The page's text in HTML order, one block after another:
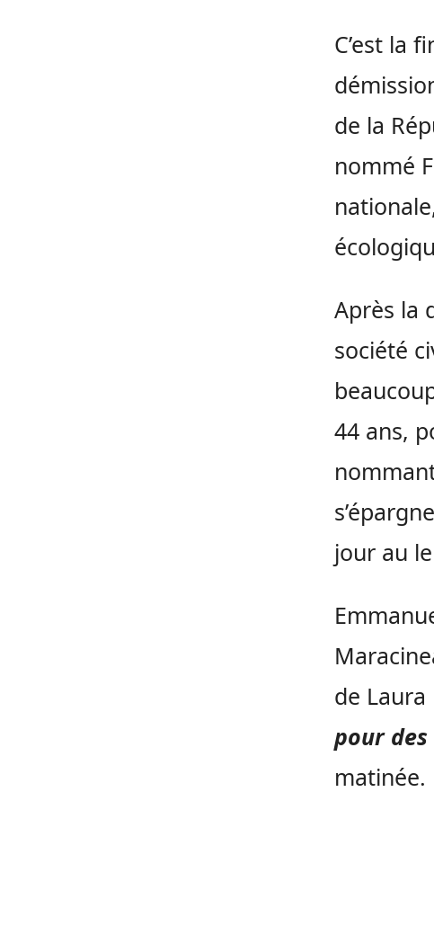
C’est la
de la
nommé
Après la
société
44 ans,
jour au
de
pour
matinée.